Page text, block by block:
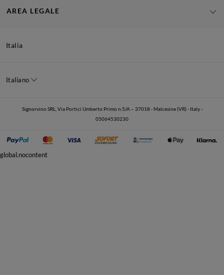
AREA LEGALE
Italia
Italiano
Signorvino SRL, Via Portici Umberto Primo n.5/A – 37018 - Malcesine (VR) - Italy -
05064530230
global.nocontent